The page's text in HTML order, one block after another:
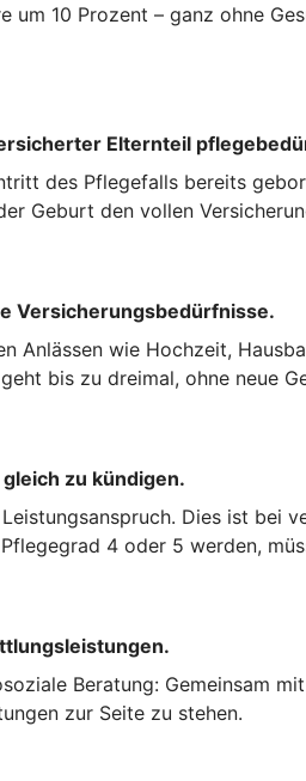
10 Prozent – ganz ohne
Elternteil
des Pflegefalls bereits
Geburt den vollen
Versicherungsbedürfnisse.
Anlässen wie Hochzeit,
bis zu dreimal, ohne neue
zu kündigen.
Dies ist
4 oder 5 werden,
Beratung: Gemeinsam
zur Seite zu stehen.